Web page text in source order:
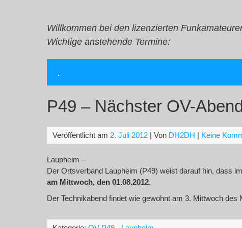
Willkommen bei den lizenzierten
Wichtige anstehende Termine:
.
P49 – Nächster OV-
Veröffentlicht am 2. Juli 2012 | Von DH2DH | Keine
Laupheim –
Der Ortsverband Laupheim (P49) weist darauf hin, dass
am Mittwoch, den 01.08.2012.
Der Technikabend findet wie gewohnt am 3. Mittwoch des